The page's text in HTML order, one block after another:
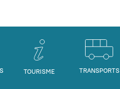
TOURISME TRANSPORTS